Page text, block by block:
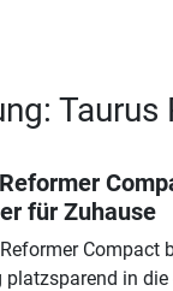
für Zuhause
Compact
in die